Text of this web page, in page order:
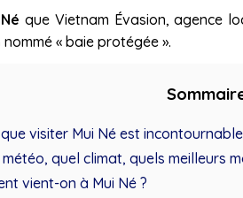
que Vietnam Évasion, agence
« baie protégée ».
visiter Mui Né est
quel climat, quels meilleurs
vient-on à Mui Né ?